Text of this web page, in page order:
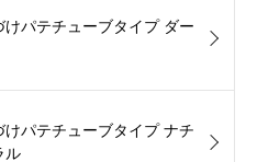
けパテチューブタイプ ダー
けパテチューブタイプ ナチ
ル